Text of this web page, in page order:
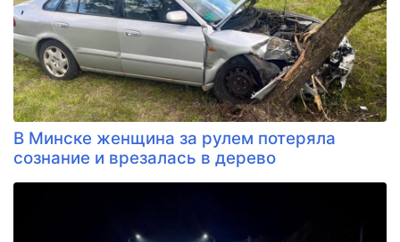
В Минске женщина за рулем потеряла
сознание и врезалась в дерево